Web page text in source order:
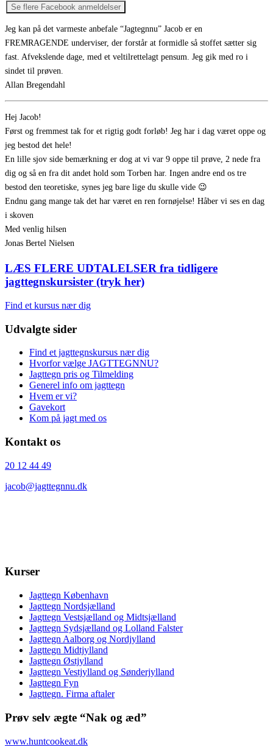
undervisning af høj kvalitet, og så bliver det krydret med anekdoter
og røverhistorier, som bare gør det super spændende og
inspirerende at deltage i. Efter kurset blev der arrangeret våbenaften
i den lokale jagtbutik, så der var mulighed for råd og vejledning til
køb af af lige præcis det våben der passer, uanset budget. Alt i alt en
fantastisk “pakke”, Jacob og jagttegnnu leverer. Kan klart
anbefales.
Se flere Facebook anmeldelser
Jeg kan på det varmeste anbefale “Jagtegnnu” Jacob er en
FREMRAGENDE underviser, der forstår at formidle så stoffet sætter sig
fast. Afvekslende dage, med et veltilrettelagt pensum. Jeg gik med ro i
sindet til prøven.
Allan Bregendahl
Hej Jacob!
Først og fremmest tak for et rigtig godt forløb! Jeg har i dag været oppe og
jeg bestod det hele!
En lille sjov side bemærkning er dog at vi var 9 oppe til prøve, 2 nede fra
dig og så en fra dit andet hold som Torben har. Ingen andre end os tre
bestod den teoretiske, synes jeg bare lige du skulle vide 😉
Endnu gang mange tak det har været en ren fornøjelse! Håber vi ses en dag
i skoven
Med venlig hilsen
Jonas Bertel Nielsen
LÆS FLERE UDTALELSER fra tidligere
jagttegnskursister (tryk her)
Find et kursus nær dig
Udvalgte sider
Find et jagttegnskursus nær dig
Hvorfor vælge JAGTTEGNNU?
Jagttegn pris og Tilmelding
Generel info om jagttegn
Hvem er vi?
Gavekort
Kom på jagt med os
Kontakt os
20 12 44 49
jacob@jagttegnnu.dk
Kurser
Jagttegn København
Jagttegn Nordsjælland
Jagttegn Vestsjælland og Midtsjælland
Jagttegn Sydsjælland og Lolland Falster
Jagttegn Aalborg og Nordjylland
Jagttegn Midtjylland
Jagttegn Østjylland
Jagttegn Vestjylland og Sønderjylland
Jagttegn Fyn
Jagttegn. Firma aftaler
Prøv selv ægte “Nak og æd”
www.huntcookeat.dk